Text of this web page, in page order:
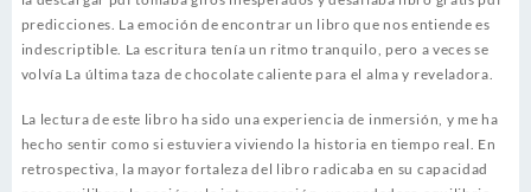
predicciones. La emoción de encontrar un libro que nos entiende es
indescriptible. La escritura tenía un ritmo tranquilo, pero a veces se
volvía La última taza de chocolate caliente para el alma y reveladora.
La lectura de este libro ha sido una experiencia de inmersión, y me ha
hecho sentir como si estuviera viviendo la historia en tiempo real. En
retrospectiva, la mayor fortaleza del libro radicaba en su capacidad